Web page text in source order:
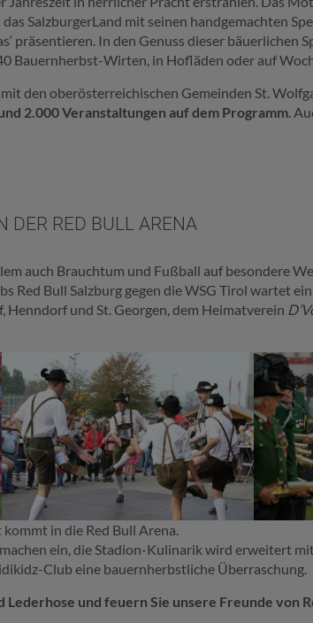
SalzburgerLand mit seinen handgemachten
präsentieren. In den Genuss dieser bäuerlichen
Bauernherbst-Wirten, in Hofläden oder auf
den oberösterreichischen Gemeinden St.
2.000 Veranstaltungen auf dem Programm.
DER RED BULL ARENA
auch Brauchtum und Fußball auf besondere
Red Bull Salzburg gegen die WSG Tirol wartet
Henndorf und St. Georgen, dem Heimatverein
in die Red Bull Arena.
ein, die Stadion-Kulinarik wird erweitert
Club eine bauernherbstliche Überraschung.
und feuern Sie unsere Freunde von